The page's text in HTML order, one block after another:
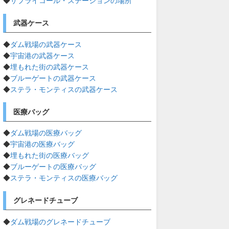
武器ケース
◆ダム戦場の武器ケース
◆宇宙港の武器ケース
◆埋もれた街の武器ケース
◆ブルーゲートの武器ケース
◆ステラ・モンティスの武器ケース
医療バッグ
◆ダム戦場の医療バッグ
◆宇宙港の医療バッグ
◆埋もれた街の医療バッグ
◆ブルーゲートの医療バッグ
◆ステラ・モンティスの医療バッグ
グレネードチューブ
◆ダム戦場のグレネードチューブ